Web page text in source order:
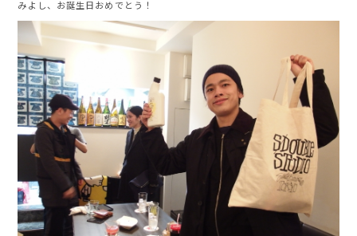
みよし、お誕生日おめでとう！